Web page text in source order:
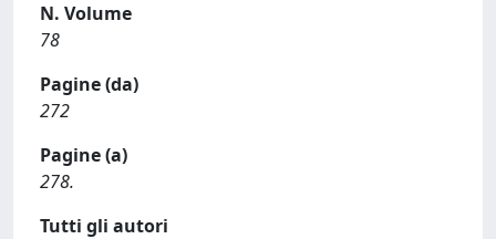
N. Volume
78
Pagine (da)
272
Pagine (a)
278.
Tutti gli autori